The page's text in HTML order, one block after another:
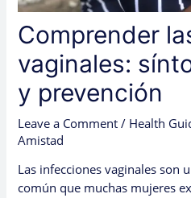
Comprender
vaginales:
y prevención
Leave a Comment / Health
Amistad
Las infecciones vaginales son
común que muchas mujeres